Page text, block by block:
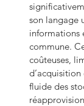
son langage
informations
commune.
coûteuses,
fluide des